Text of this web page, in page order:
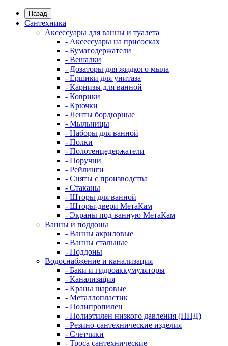
Назад
Сантехника
Аксессуары для ванны и туалета
- Аксессуары на присосках
- Бумагодержатели
- Вешалки
- Дозаторы для жидкого мыла
- Ершики для унитаза
- Карнизы для ванной
- Коврики
- Крючки
- Ленты бордюрные
- Мыльницы
- Наборы для ванной
- Полки
- Полотенцедержатели
- Поручни
- Рейлинги
- Сняты с производства
- Стаканы
- Шторы для ванной
- Шторы-двери МетаКам
- Экраны под ванную МетаКам
Ванны и поддоны
- Ванны акриловые
- Ванны стальные
- Поддоны
Водоснабжение и канализация
- Баки и гидроаккумуляторы
- Канализация
- Краны шаровые
- Металлопластик
- Полипропилен
- Полиэтилен низкого давления (ПНД)
- Резино-сантехнические изделия
- Счетчики
- Троса сантехнические